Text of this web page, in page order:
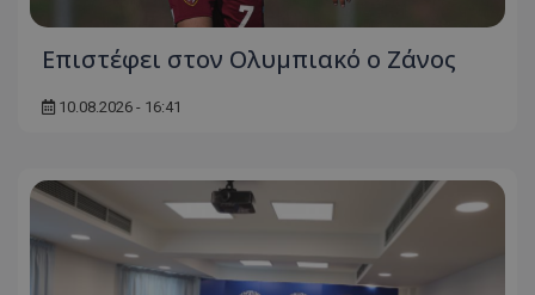
Επιστέφει στον Ολυμπιακό ο Ζάνος
10.08.2026 - 16:41